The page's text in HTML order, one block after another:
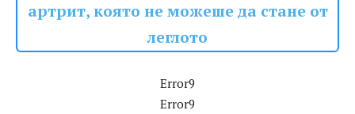
артрит, която не можеше да стане от
леглото
Error9
Error9